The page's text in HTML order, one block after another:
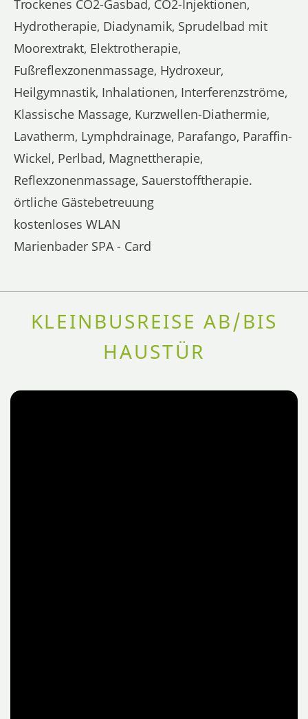
Trockenes CO2-Gasbad, CO2-Injektionen,
Hydrotherapie, Diadynamik, Sprudelbad mit
Moorextrakt, Elektrotherapie,
Fußreflexzonenmassage, Hydroxeur,
Heilgymnastik, Inhalationen, Interferenzströme,
Klassische Massage, Kurzwellen-Diathermie,
Lavatherm, Lymphdrainage, Parafango, Paraffin-
Wickel, Perlbad, Magnettherapie,
Reflexzonenmassage, Sauerstofftherapie.
örtliche Gästebetreuung
kostenloses WLAN
Marienbader SPA - Card
KLEINBUSREISE AB/BIS
HAUSTÜR